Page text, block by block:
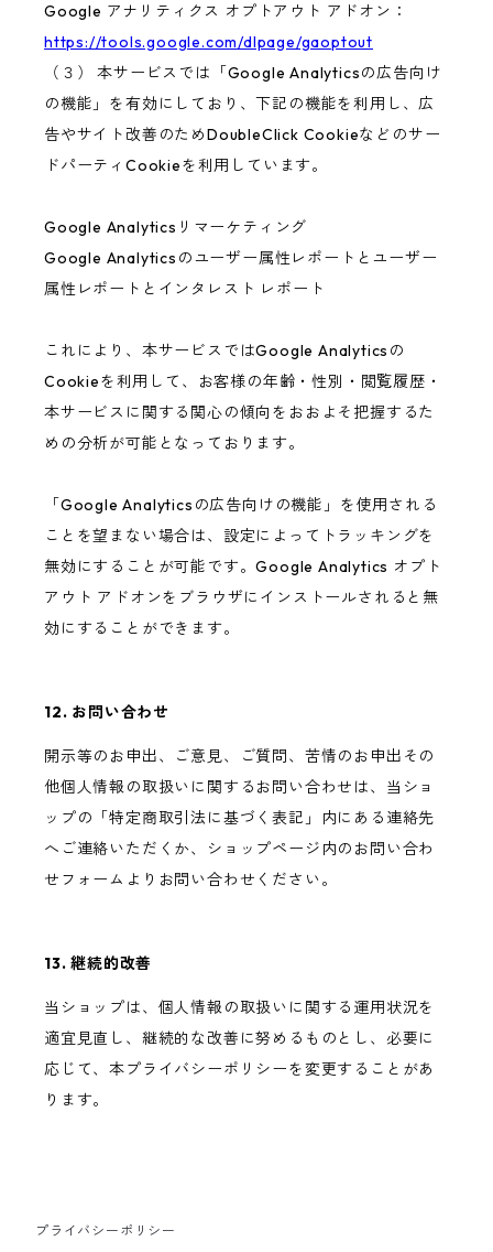
Google アナリティクス オプトアウト アドオン：
https://tools.google.com/dlpage/gaoptout
（３） 本サービスでは「Google Analyticsの広告向け
の機能」を有効にしており、下記の機能を利用し、広
告やサイト改善のためDoubleClick Cookieなどのサー
ドパーティCookieを利用しています。
Google Analyticsリマーケティング
Google Analyticsのユーザー属性レポートとユーザー
属性レポートとインタレスト レポート
これにより、本サービスではGoogle Analyticsの
Cookieを利用して、お客様の年齢・性別・閲覧履歴・
本サービスに関する関心の傾向をおおよそ把握するた
めの分析が可能となっております。
「Google Analyticsの広告向けの機能」を使用される
ことを望まない場合は、設定によってトラッキングを
無効にすることが可能です。Google Analytics オプト
アウト アドオンをブラウザにインストールされると無
効にすることができます。
12. お問い合わせ
開示等のお申出、ご意見、ご質問、苦情のお申出その
他個人情報の取扱いに関するお問い合わせは、当ショ
ップの「特定商取引法に基づく表記」内にある連絡先
へご連絡いただくか、ショップページ内のお問い合わ
せフォームよりお問い合わせください。
13. 継続的改善
当ショップは、個人情報の取扱いに関する運用状況を
適宜見直し、継続的な改善に努めるものとし、必要に
応じて、本プライバシーポリシーを変更することがあ
ります。
プライバシーポリシー